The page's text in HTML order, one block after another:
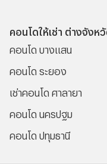
คอนโดให้เช่า ต่างจังห
คอนโด บางแสน
คอนโด ระยอง
เช่าคอนโด ศาลายา
คอนโด นครปฐม
คอนโด ปทุมธานี